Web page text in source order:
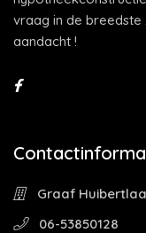
vraag in de breedste
aandacht !
Graaf
06-53850128